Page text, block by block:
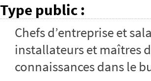
Type public :
Chefs d’entreprise et
installateurs et maîtres
connaissances dans le